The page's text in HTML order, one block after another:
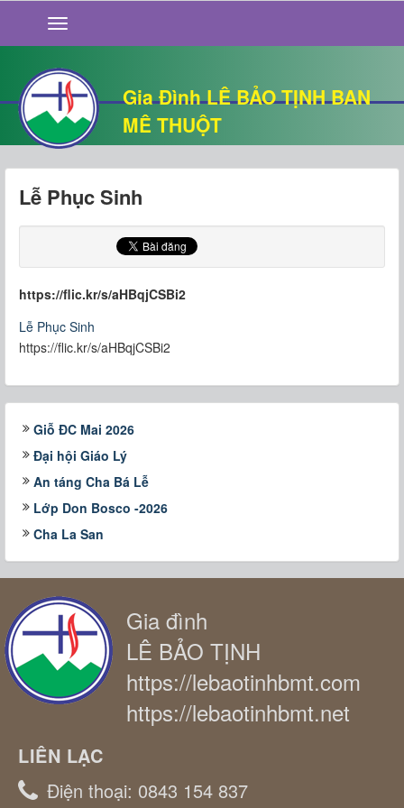
Gia Đình LÊ BẢO TỊNH BAN
MÊ THUỘT
GIỚI THIỆU
TIN TỨC
SỐNG ĐẠO
CHUYỆN NHÀ
QUÁN VĂN
THƯ GIÃN
Lễ Phục Sinh
https://flic.kr/s/aHBqjCSBi2
Lễ Phục Sinh
https://flic.kr/s/aHBqjCSBi2
Giỗ ĐC Mai 2026
Đại hội Giáo Lý
An táng Cha Bá Lễ
Lớp Don Bosco -2026
Cha La San
Gia đình
LÊ BẢO TỊNH
https://lebaotinhbmt.com
https://lebaotinhbmt.net
LIÊN LẠC
Điện thoại: 0843 154 837